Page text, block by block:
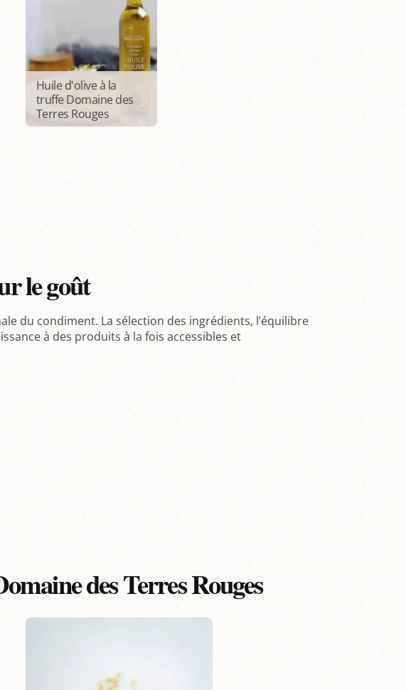
Huile d'olive à la
truffe Domaine des
Terres Rouges
le goût
du condiment. La sélection des ingrédients, l’équilibre
à des produits à la fois accessibles et
des Terres Rouges